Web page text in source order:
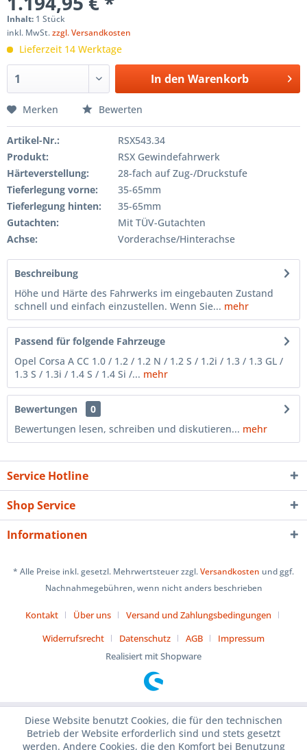
Inhalt: 1 Stück
inkl. MwSt.zzgl. Versandkosten
Lieferzeit 14 Werktage
In den Warenkorb
Merken Bewerten
Artikel-Nr.:
RSX543.34
Produkt:
RSX Gewindefahrwerk
Härteverstellung:
28-fach auf Zug-/Druckstufe
Tieferlegung vorne:
35-65mm
Tieferlegung hinten:
35-65mm
Gutachten:
Mit TÜV-Gutachten
Achse:
Vorderachse/Hinterachse
Beschreibung
Höhe und Härte des Fahrwerks im eingebauten Zustand
schnell und einfach einzustellen. Wenn Sie... mehr
Passend für folgende Fahrzeuge
Opel Corsa A CC 1.0 / 1.2 / 1.2 N / 1.2 S / 1.2i / 1.3 / 1.3 GL /
1.3 S / 1.3i / 1.4 S / 1.4 Si /... mehr
Bewertungen
0
Bewertungen lesen, schreiben und diskutieren... mehr
Service Hotline
Shop Service
Informationen
* Alle Preise inkl. gesetzl. Mehrwertsteuer zzgl.Versandkosten und ggf.
Nachnahmegebühren, wenn nicht anders beschrieben
Kontakt Über uns
Versand und Zahlungsbedingungen
Widerrufsrecht
Datenschutz AGB
Impressum
Realisiert mit Shopware
Diese Website benutzt Cookies, die für den technischen
Betrieb der Website erforderlich sind und stets gesetzt
werden. Andere Cookies, die den Komfort bei Benutzung